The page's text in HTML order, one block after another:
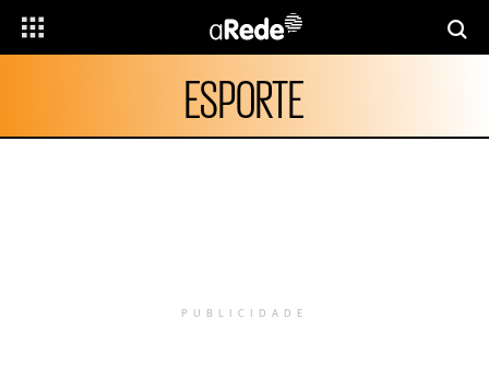
ESPORTE
PUBLICIDADE